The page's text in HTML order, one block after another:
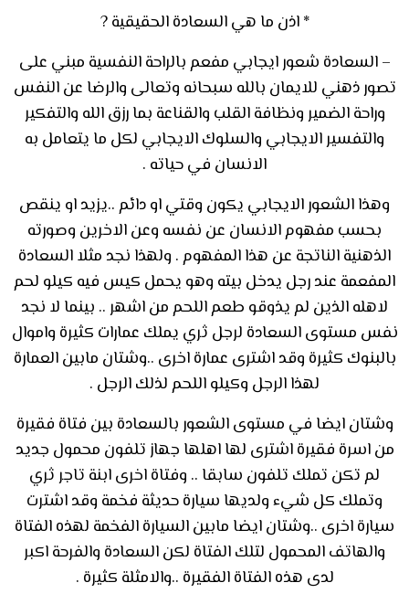
* اذن ما هي السعادة الحقيقية ?
– السعادة شعور ايجابي مفعم بالراحة النفسية مبني على
تصور ذهني للايمان بالله سبحانه وتعالى والرضا عن النفس
وراحة الضمير ونظافة القلب والقناعة بما رزق الله والتفكير
والتفسير الايجابي والسلوك الايجابي لكل ما يتعامل به
الانسان في حياته .
وهذا الشعور الايجابي يكون وقتي او دائم ..يزيد او ينقص
بحسب مفهوم الانسان عن نفسه وعن الاخرين وصورته
الذهنية الناتجة عن هذا المفهوم . ولهذا نجد مثلا السعادة
المفعمة عند رجل يدخل بيته وهو يحمل كيس فيه كيلو لحم
لاهله الذين لم يذوقو طعم اللحم من اشهر .. بينما لا نجد
نفس مستوى السعادة لرجل ثري يملك عمارات كثيرة واموال
بالبنوك كثيرة وقد اشترى عمارة اخرى ..وشتان مابين العمارة
لهذا الرجل وكيلو اللحم لذلك الرجل .
وشتان ايضا في مستوى الشعور بالسعادة بين فتاة فقيرة
من اسرة فقيرة اشترى لها اهلها جهاز تلفون محمول جديد
لم تكن تملك تلفون سابقا .. وفتاة اخرى ابنة تاجر ثري
وتملك كل شيء ولديها سيارة حديثة فخمة وقد اشترت
سيارة اخرى ..وشتان ايضا مابين السيارة الفخمة لهذه الفتاة
والهاتف المحمول لتلك الفتاة لكن السعادة والفرحة اكبر
لدى هذه الفتاة الفقيرة ..والامثلة كثيرة .